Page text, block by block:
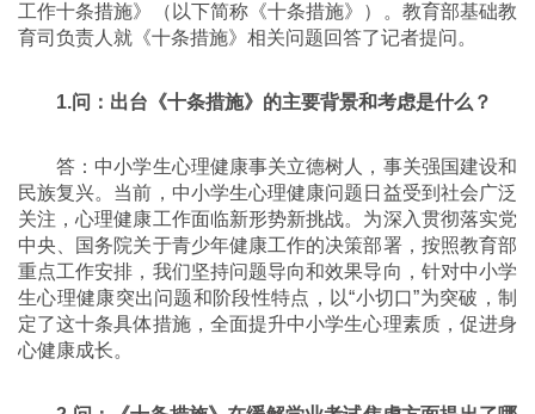
工作十条措施》（以下简称《十条措施》）。教育部基础教
育司负责人就《十条措施》相关问题回答了记者提问。
1.问：出台《十条措施》的主要背景和考虑是什么？
答：中小学生心理健康事关立德树人，事关强国建设和
民族复兴。当前，中小学生心理健康问题日益受到社会广泛
关注，心理健康工作面临新形势新挑战。为深入贯彻落实党
中央、国务院关于青少年健康工作的决策部署，按照教育部
重点工作安排，我们坚持问题导向和效果导向，针对中小学
生心理健康突出问题和阶段性特点，以“小切口”为突破，制
定了这十条具体措施，全面提升中小学生心理素质，促进身
心健康成长。